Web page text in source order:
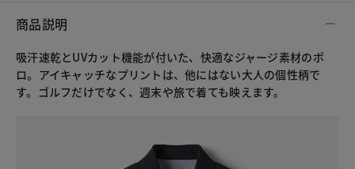
商品説明
吸汗速乾とUVカット機能が付いた、快適なジャージ素材のポ
ロ。アイキャッチなプリントは、他にはない大人の個性柄で
す。ゴルフだけでなく、週末や旅で着ても映えます。